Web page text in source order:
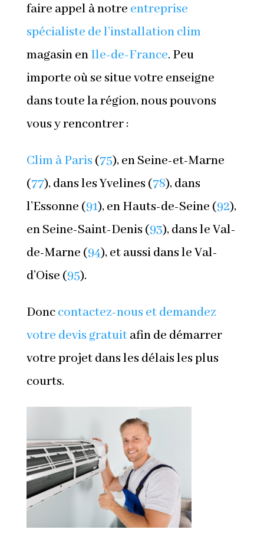
faire appel à notre entreprise
spécialiste de l’installation clim
magasin enIle-de-France. Peu
importe où se situe votre enseigne
dans toute la région, nous pouvons
vous y rencontrer :
Clim à Paris(75), en Seine-et-Marne
(77), dans les Yvelines (78), dans
l’Essonne (91), en Hauts-de-Seine (92),
en Seine-Saint-Denis (93), dans le Val-
de-Marne (94), et aussi dans le Val-
d’Oise (95).
Donccontactez-nous et demandez
votre devis gratuitafin de démarrer
votre projet dans les délais les plus
courts.